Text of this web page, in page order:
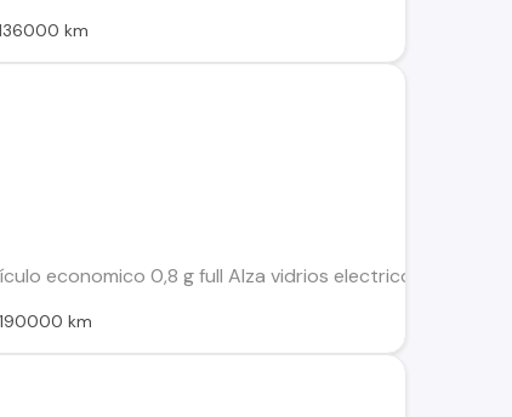
km
economico 0,8 g full Alza vidrios electrico
190000 km